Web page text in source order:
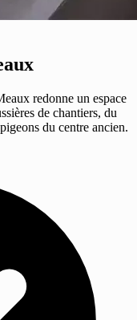
redonne un espace
de chantiers, du
du centre ancien.